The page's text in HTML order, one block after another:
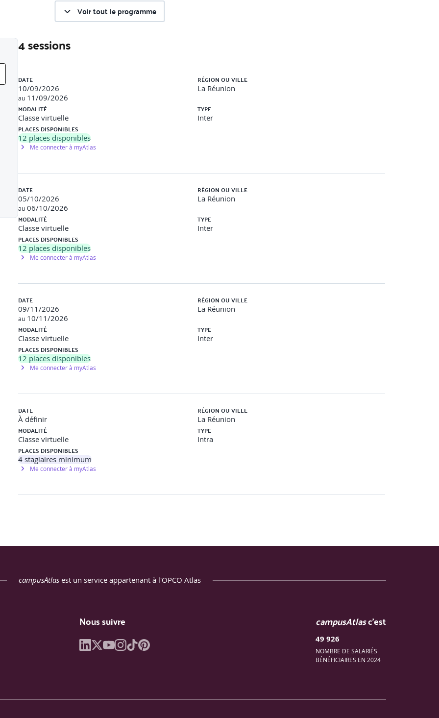
place, ou manquant, sur un projet réel
utilisateurs)
noire, boîte blanche)
votre organisation
à partir des caractéristiques qualité de la norme ISO 25020
d'une checklist
Voir tout le programme
4 sessions
DATE
10/09/2026
au 11/09/2026
RÉGION OU VILLE
La Réunion
MODALITÉ
Classe virtuelle
TYPE
Inter
PLACES DISPONIBLES
12 places disponibles
Me connecter à myAtlas
DATE
05/10/2026
au 06/10/2026
RÉGION OU VILLE
La Réunion
MODALITÉ
Classe virtuelle
TYPE
Inter
PLACES DISPONIBLES
12 places disponibles
Me connecter à myAtlas
DATE
09/11/2026
au 10/11/2026
RÉGION OU VILLE
La Réunion
MODALITÉ
Classe virtuelle
TYPE
Inter
PLACES DISPONIBLES
12 places disponibles
Me connecter à myAtlas
DATE
À définir
RÉGION OU VILLE
La Réunion
MODALITÉ
Classe virtuelle
TYPE
Intra
PLACES DISPONIBLES
4stagiaires minimum
Me connecter à myAtlas
campusAtlas est un service appartenant à l'OPCO Atlas
Nous suivre campusAtlasc'est
49 926
NOMBRE DE SALARIÉS
BÉNÉFICIAIRES EN 2024